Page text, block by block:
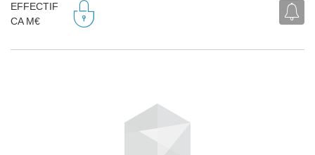
EFFECTIF
CA M€